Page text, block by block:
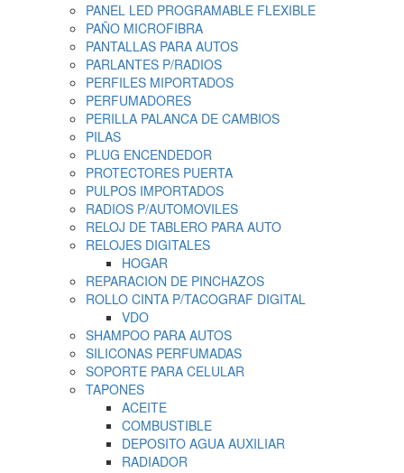
PANEL LED PROGRAMABLE FLEXIBLE
PAÑO MICROFIBRA
PANTALLAS PARA AUTOS
PARLANTES P/RADIOS
PERFILES MIPORTADOS
PERFUMADORES
PERILLA PALANCA DE CAMBIOS
PILAS
PLUG ENCENDEDOR
PROTECTORES PUERTA
PULPOS IMPORTADOS
RADIOS P/AUTOMOVILES
RELOJ DE TABLERO PARA AUTO
RELOJES DIGITALES
HOGAR
REPARACION DE PINCHAZOS
ROLLO CINTA P/TACOGRAF DIGITAL
VDO
SHAMPOO PARA AUTOS
SILICONAS PERFUMADAS
SOPORTE PARA CELULAR
TAPONES
ACEITE
COMBUSTIBLE
DEPOSITO AGUA AUXILIAR
RADIADOR